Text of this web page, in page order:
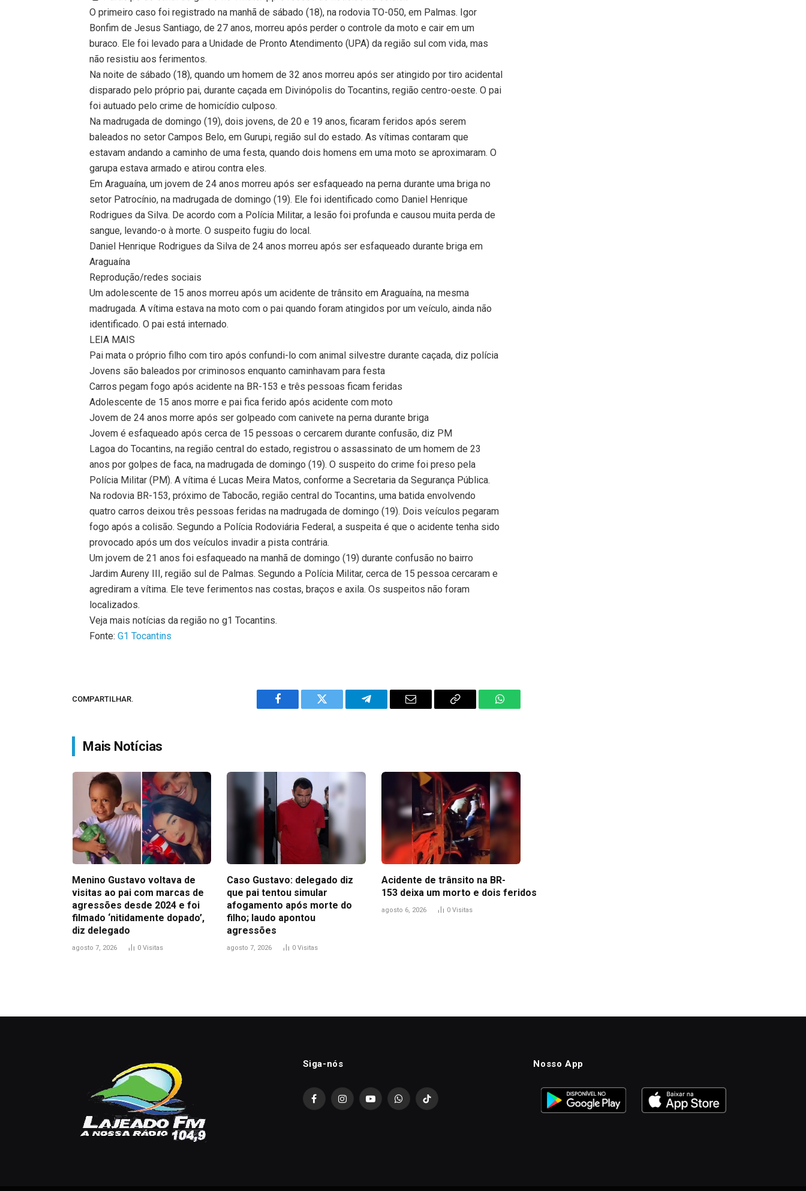
O primeiro caso foi registrado na manhã de sábado (18), na rodovia TO-050, em Palmas. Igor
Bonfim de Jesus Santiago, de 27 anos, morreu após perder o controle da moto e cair em um
buraco. Ele foi levado para a Unidade de Pronto Atendimento (UPA) da região sul com vida, mas
não resistiu aos ferimentos.
Na noite de sábado (18), quando um homem de 32 anos morreu após ser atingido por tiro acidental
disparado pelo próprio pai, durante caçada em Divinópolis do Tocantins, região centro-oeste. O pai
foi autuado pelo crime de homicídio culposo.
Na madrugada de domingo (19), dois jovens, de 20 e 19 anos, ficaram feridos após serem
baleados no setor Campos Belo, em Gurupi, região sul do estado. As vítimas contaram que
estavam andando a caminho de uma festa, quando dois homens em uma moto se aproximaram. O
garupa estava armado e atirou contra eles.
Em Araguaína, um jovem de 24 anos morreu após ser esfaqueado na perna durante uma briga no
setor Patrocínio, na madrugada de domingo (19). Ele foi identificado como Daniel Henrique
Rodrigues da Silva. De acordo com a Polícia Militar, a lesão foi profunda e causou muita perda de
sangue, levando-o à morte. O suspeito fugiu do local.
Daniel Henrique Rodrigues da Silva de 24 anos morreu após ser esfaqueado durante briga em
Araguaína
Reprodução/redes sociais
Um adolescente de 15 anos morreu após um acidente de trânsito em Araguaína, na mesma
madrugada. A vítima estava na moto com o pai quando foram atingidos por um veículo, ainda não
identificado. O pai está internado.
LEIA MAIS
Pai mata o próprio filho com tiro após confundi-lo com animal silvestre durante caçada, diz polícia
Jovens são baleados por criminosos enquanto caminhavam para festa
Carros pegam fogo após acidente na BR-153 e três pessoas ficam feridas
Adolescente de 15 anos morre e pai fica ferido após acidente com moto
Jovem de 24 anos morre após ser golpeado com canivete na perna durante briga
Jovem é esfaqueado após cerca de 15 pessoas o cercarem durante confusão, diz PM
Lagoa do Tocantins, na região central do estado, registrou o assassinato de um homem de 23
anos por golpes de faca, na madrugada de domingo (19). O suspeito do crime foi preso pela
Polícia Militar (PM). A vítima é Lucas Meira Matos, conforme a Secretaria da Segurança Pública.
Na rodovia BR-153, próximo de Tabocão, região central do Tocantins, uma batida envolvendo
quatro carros deixou três pessoas feridas na madrugada de domingo (19). Dois veículos pegaram
fogo após a colisão. Segundo a Polícia Rodoviária Federal, a suspeita é que o acidente tenha sido
provocado após um dos veículos invadir a pista contrária.
Um jovem de 21 anos foi esfaqueado na manhã de domingo (19) durante confusão no bairro
Jardim Aureny III, região sul de Palmas. Segundo a Polícia Militar, cerca de 15 pessoa cercaram e
agrediram a vítima. Ele teve ferimentos nas costas, braços e axila. Os suspeitos não foram
localizados.
Veja mais notícias da região no g1 Tocantins.
Fonte:G1 Tocantins
COMPARTILHAR.
Facebook Twitter Telegram Email
Copy
WhatsApp
Mais Notícias
Menino Gustavo voltava de
visitas ao pai com marcas de
agressões desde 2024 e foi
filmado ‘nitidamente dopado’,
diz delegado
agosto 7, 2026 0 Visitas
Caso Gustavo: delegado diz
que pai tentou simular
afogamento após morte do
filho; laudo apontou
agressões
agosto 7, 2026 0 Visitas
Acidente de trânsito na BR-
153 deixa um morto e dois feridos
agosto 6, 2026 0 Visitas
Siga-nós
FacebookInstagramYouTubeWhatsAppTikTok
Nosso App